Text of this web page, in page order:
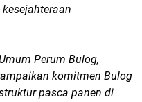
Perum Bulog,
komitmen Bulog
pasca panen di